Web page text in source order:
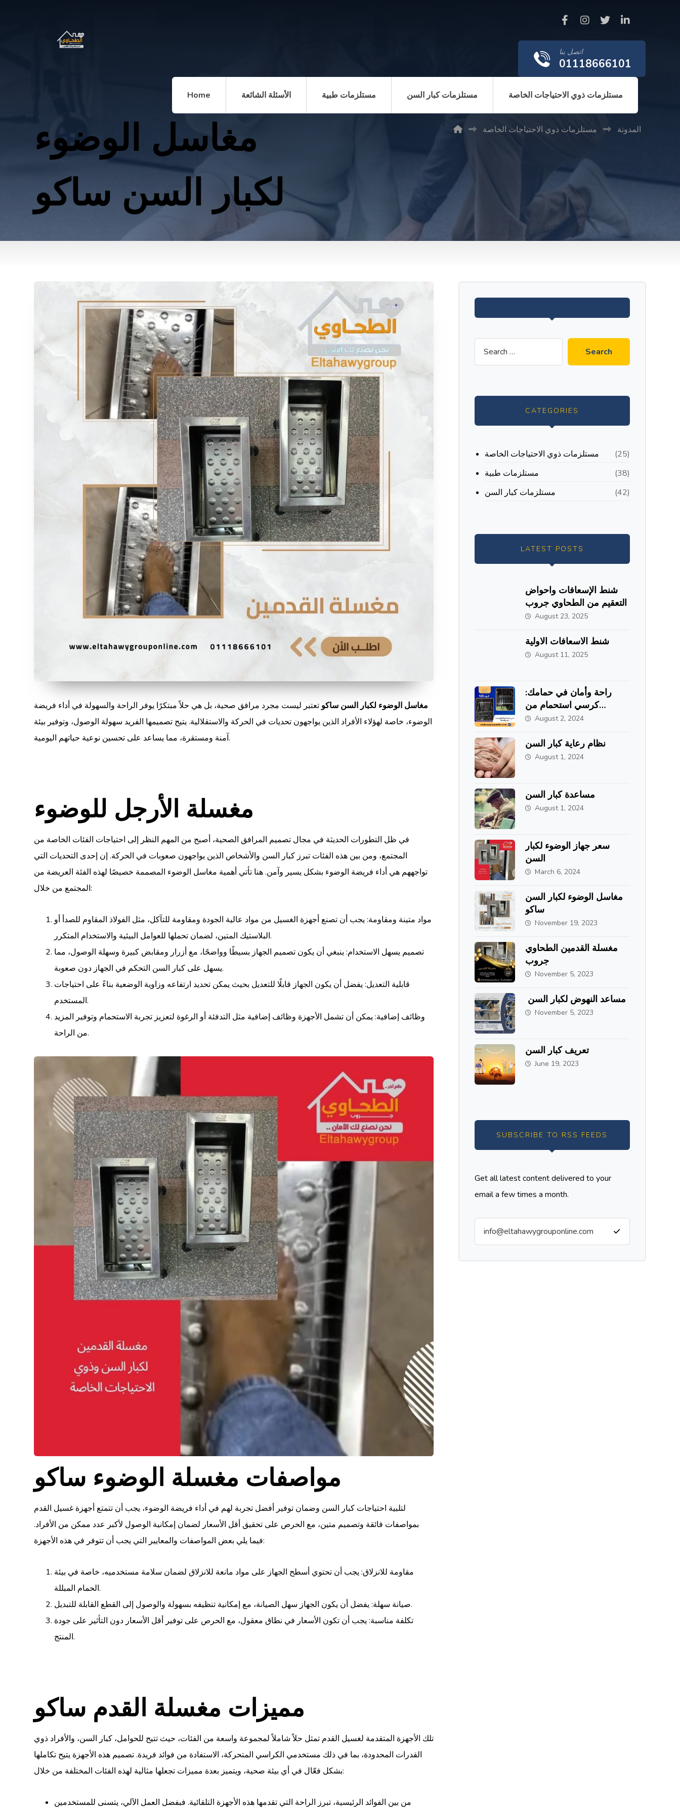
اتصل بنا
01118666101
Home الأسئلة الشائعة مستلزمات طبية مستلزمات كبار السن مستلزمات ذوي الاحتياجات الخاصة
مغاسل الوضوء
لكبار السن ساكو
المدونة مستلزمات ذوي الاحتياجات الخاصة
مغاسل الوضوء لكبار السن ساكو تعتبر ليست مجرد مرافق صحية، بل هي حلاً مبتكرًا يوفر الراحة والسهولة في أداء فريضة
الوضوء، خاصة لهؤلاء الأفراد الذين يواجهون تحديات في الحركة والاستقلالية. يتيح تصميمها الفريد سهولة الوصول، وتوفير بيئة
آمنة ومستقرة، مما يساعد على تحسين نوعية حياتهم اليومية.
مغسلة الأرجل للوضوء
في ظل التطورات الحديثة في مجال تصميم المرافق الصحية، أصبح من المهم النظر إلى احتياجات الفئات الخاصة من
المجتمع، ومن بين هذه الفئات تبرز كبار السن والأشخاص الذين يواجهون صعوبات في الحركة. إن إحدى التحديات التي
تواجههم هي أداء فريضة الوضوء بشكل يسير وآمن. هنا تأتي أهمية مغاسل الوضوء المصممة خصيصًا لهذه الفئة العريضة من
المجتمع من خلال:
مواد متينة ومقاومة: يجب أن تصنع أجهزة الغسيل من مواد عالية الجودة ومقاومة للتآكل، مثل الفولاذ المقاوم للصدأ أو
البلاستيك المتين، لضمان تحملها للعوامل البيئية والاستخدام المتكرر.
تصميم يسهل الاستخدام: ينبغي أن يكون تصميم الجهاز بسيطًا وواضحًا، مع أزرار ومقابض كبيرة وسهلة الوصول، مما
يسهل على كبار السن التحكم في الجهاز دون صعوبة.
قابلية التعديل: يفضل أن يكون الجهاز قابلًا للتعديل بحيث يمكن تحديد ارتفاعه وزاوية الوضعية بناءً على احتياجات
المستخدم.
وظائف إضافية: يمكن أن تشمل الأجهزة وظائف إضافية مثل التدفئة أو الرغوة لتعزيز تجربة الاستحمام وتوفير المزيد
من الراحة.
مواصفات مغسلة الوضوء ساكو
لتلبية احتياجات كبار السن وضمان توفير أفضل تجربة لهم في أداء فريضة الوضوء، يجب أن تتمتع أجهزة غسيل القدم
بمواصفات فائقة وتصميم متين، مع الحرص على تحقيق أقل الأسعار لضمان إمكانية الوصول لأكبر عدد ممكن من الأفراد.
فيما يلي بعض المواصفات والمعايير التي يجب أن تتوفر في هذه الأجهزة:
مقاومة للانزلاق: يجب أن تحتوي أسطح الجهاز على مواد مانعة للانزلاق لضمان سلامة مستخدميه، خاصة في بيئة
الحمام المبللة.
صيانة سهلة: يفضل أن يكون الجهاز سهل الصيانة، مع إمكانية تنظيفه بسهولة والوصول إلى القطع القابلة للتبديل.
تكلفة مناسبة: يجب أن تكون الأسعار في نطاق معقول، مع الحرص على توفير أقل الأسعار دون التأثير على جودة
المنتج.
مميزات مغسلة القدم ساكو
تلك الأجهزة المتقدمة لغسيل القدم تمثل حلاً شاملاً لمجموعة واسعة من الفئات، حيث تتيح للحوامل، كبار السن، والأفراد ذوي
القدرات المحدودة، بما في ذلك مستخدمي الكراسي المتحركة، الاستفادة من فوائد فريدة. تصميم هذه الأجهزة يتيح تكاملها
بشكل فعّال في أي بيئة صحية، ويتميز بعدة مميزات تجعلها مثالية لهذه الفئات المختلفة من خلال:
من بين الفوائد الرئيسية، تبرز الراحة التي تقدمها هذه الأجهزة التلقائية. فبفضل العمل الآلي، يتسنى للمستخدمين
CATEGORIES
مستلزمات ذوي الاحتياجات الخاصة
(25)
مستلزمات طبية
(38)
مستلزمات كبار السن
(42)
LATEST POSTS
شنط الإسعافات واحواض
التعقيم من الطحاوي جروب
August 23, 2025
شنط الاسعافات الاولية
August 11, 2025
راحة وأمان في حمامك:
كرسي استحمام من
الاستانلس ستيل من
August 2, 2024
نظام رعاية كبار السن
August 1, 2024
مساعدة كبار السن
August 1, 2024
سعر جهاز الوضوء لكبار
السن
March 6, 2024
مغاسل الوضوء لكبار السن
ساكو
November 19, 2023
مغسلة القدمين الطحاوي
جروب
November 5, 2023
مساعد النهوض لكبار السن
November 5, 2023
تعريف كبار السن
June 19, 2023
SUBSCRIBE TO RSS FEEDS
Get all latest content delivered to your
email a few times a month.